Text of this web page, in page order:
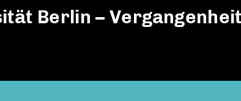
Berlin – Vergangenheit